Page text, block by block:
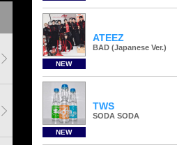
NEW
ATEEZ
BAD (Japanese Ver.)
NEW
TWS
SODA SODA